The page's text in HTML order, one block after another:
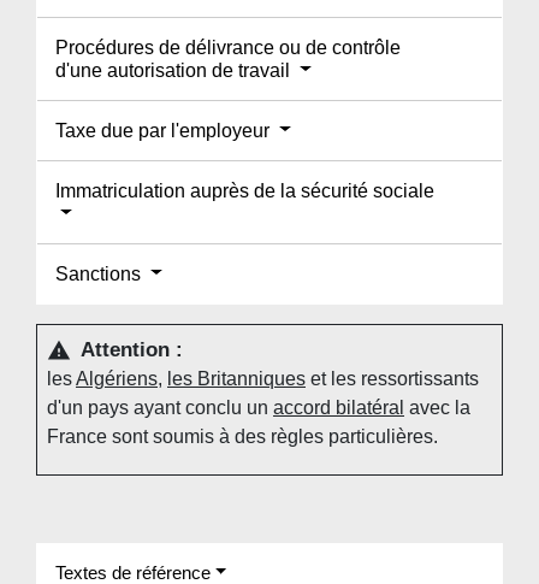
Procédures de délivrance ou de contrôle
d'une autorisation de travail
Taxe due par l'employeur
Immatriculation auprès de la sécurité sociale
Sanctions
warning Attention :
lesAlgériens, les Britanniques et les ressortissants
d'un pays ayant conclu un accord bilatéral avec la
France sont soumis à des règles particulières.
Textes de référence